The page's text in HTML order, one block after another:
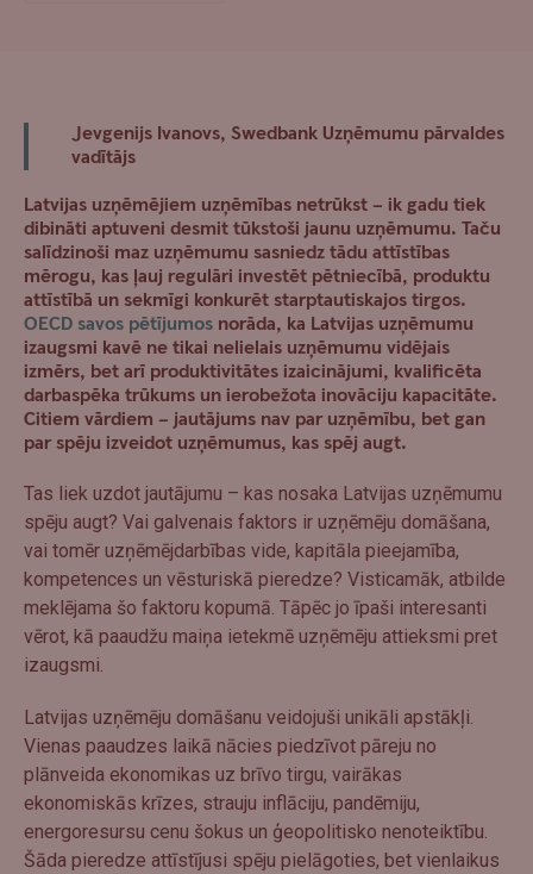
Jevgenijs Ivanovs, Swedbank Uzņēmumu pārvaldes
vadītājs
Latvijas uzņēmējiem uzņēmības netrūkst – ik gadu tiek
dibināti aptuveni desmit tūkstoši jaunu uzņēmumu. Taču
salīdzinoši maz uzņēmumu sasniedz tādu attīstības
mērogu, kas ļauj regulāri investēt pētniecībā, produktu
attīstībā un sekmīgi konkurēt starptautiskajos tirgos.
OECD savos pētījumos norāda, ka Latvijas uzņēmumu
izaugsmi kavē ne tikai nelielais uzņēmumu vidējais
izmērs, bet arī produktivitātes izaicinājumi, kvalificēta
darbaspēka trūkums un ierobežota inovāciju kapacitāte.
Citiem vārdiem – jautājums nav par uzņēmību, bet gan
par spēju izveidot uzņēmumus, kas spēj augt.
Tas liek uzdot jautājumu – kas nosaka Latvijas uzņēmumu
spēju augt? Vai galvenais faktors ir uzņēmēju domāšana,
vai tomēr uzņēmējdarbības vide, kapitāla pieejamība,
kompetences un vēsturiskā pieredze? Visticamāk, atbilde
meklējama šo faktoru kopumā. Tāpēc jo īpaši interesanti
vērot, kā paaudžu maiņa ietekmē uzņēmēju attieksmi pret
izaugsmi.
Latvijas uzņēmēju domāšanu veidojuši unikāli apstākļi.
Vienas paaudzes laikā nācies piedzīvot pāreju no
plānveida ekonomikas uz brīvo tirgu, vairākas
ekonomiskās krīzes, strauju inflāciju, pandēmiju,
energoresursu cenu šokus un ģeopolitisko nenoteiktību.
Šāda pieredze attīstījusi spēju pielāgoties, bet vienlaikus